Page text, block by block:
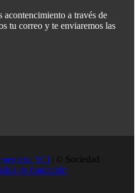
acontencimiento a través de
tu correo y te enviaremos las
SCI | © Sociedad
de fundación